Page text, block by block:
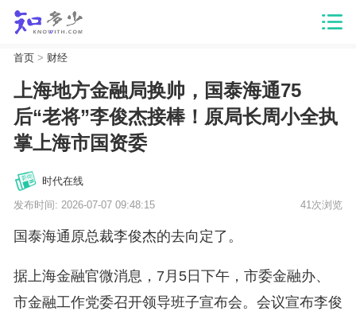
首页> 财经
上海地方金融局换帅，国泰海通75
后“老将”李俊杰接棒！原局长周小全执
掌上海市国资委
时代在线
发布时间: 2026-07-07 09:48:15 41次浏览
国泰海通原总裁李俊杰的去向定了。
据上海金融官微消息，7月5日下午，市委金融办、
市金融工作党委召开领导班子宣布会。会议宣布李俊